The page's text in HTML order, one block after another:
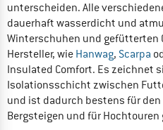
unterscheiden. Alle
dauerhaft wasserdicht und
Winterschuhen und gefütterten
Hersteller, wie Hanwag, Scarpa
Insulated Comfort. Es zeichnet
Isolationsschicht zwischen
und ist dadurch bestens für
Bergsteigen und für Hochtouren